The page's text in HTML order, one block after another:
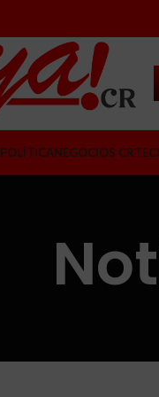
POLÍTICANEGOCIOS CR